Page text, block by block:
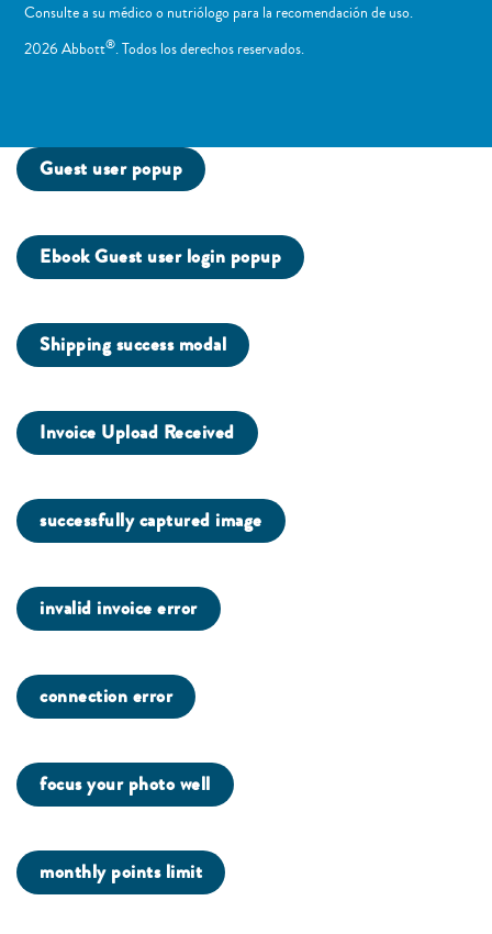
Consulte a su médico o nutriólogo para la recomendación de uso. ​
2026 Abbott®. Todos los derechos reservados.
Guest user popup
Ebook Guest user login popup
Shipping success modal
Invoice Upload Received
successfully captured image
invalid invoice error
connection error
focus your photo well
monthly points limit